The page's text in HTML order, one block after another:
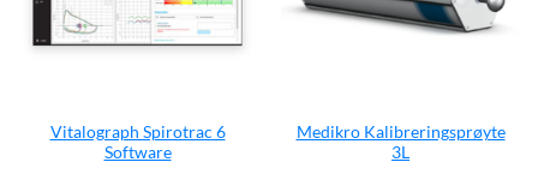
Vitalograph Spirotrac 6
Software
Medikro Kalibreringsprøyte
3L